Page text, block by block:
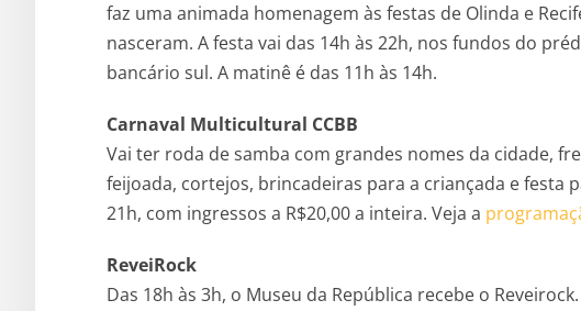
faz uma animada homenagem às festas de Olinda e
nasceram. A festa vai das 14h às 22h, nos fundos do
bancário sul. A matinê é das 11h às 14h.
Carnaval Multicultural CCBB
Vai ter roda de samba com grandes nomes da cidade,
feijoada, cortejos, brincadeiras para a criançada e festa
21h, com ingressos a R$20,00 a inteira. Veja a
ReveiRock
Das 18h às 3h, o Museu da República recebe o